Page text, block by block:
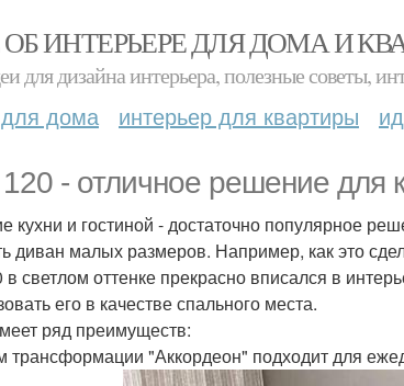
ИНТЕРЬЕРЕ ДЛЯ ДОМА И
для дизайна интерьера, полезные советы,
дома интерьер для квартиры
- отличное решение для
кухни и гостиной - достаточно популярное
диван малых размеров. Например, как это
в светлом оттенке прекрасно вписался в
его в качестве спального места.
ряд преимуществ:
трансформации "Аккордеон" подходит для